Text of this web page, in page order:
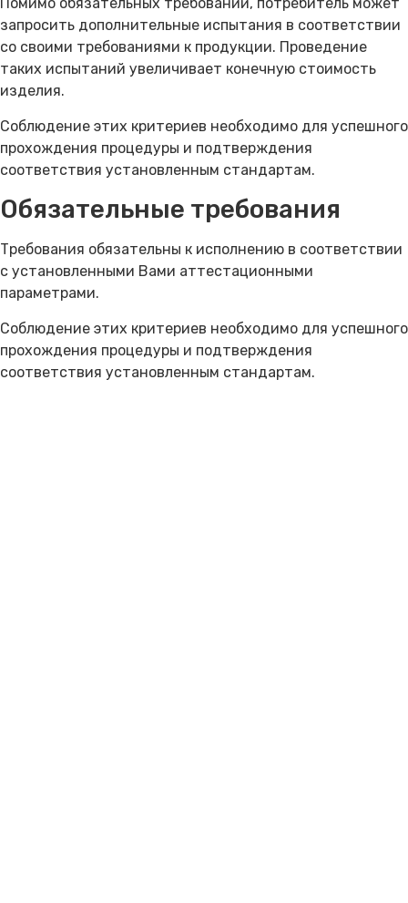
Помимо обязательных требований, потребитель может
запросить дополнительные испытания в соответствии
со своими требованиями к продукции. Проведение
таких испытаний увеличивает конечную стоимость
изделия.
Соблюдение этих критериев необходимо для успешного
прохождения процедуры и подтверждения
соответствия установленным стандартам.
Обязательные требования
Требования обязательны к исполнению в соответствии
с установленными Вами аттестационными
параметрами.
Соблюдение этих критериев необходимо для успешного
прохождения процедуры и подтверждения
соответствия установленным стандартам.